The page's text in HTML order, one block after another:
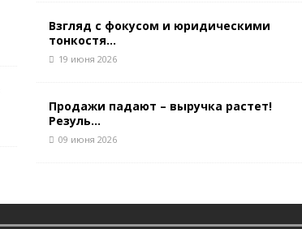
Взгляд с фокусом и юридическими
тонкостя...
19 июня 2026
Продажи падают – выручка растет!
Резуль...
09 июня 2026